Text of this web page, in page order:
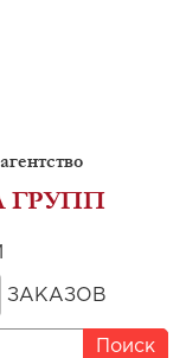
ГРУПП
ЗАКАЗОВ
Поиск